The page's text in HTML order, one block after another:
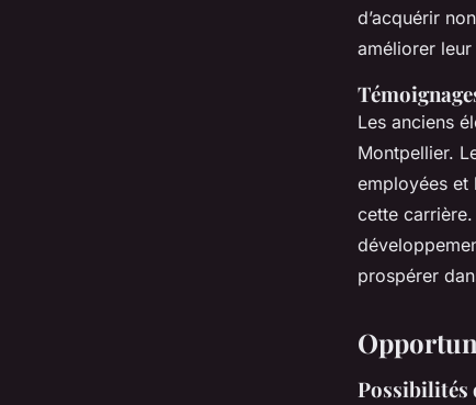
d’acquérir
améliorer
Les anciens
Montpellier.
employées et
cette
prospérer
Possibilités